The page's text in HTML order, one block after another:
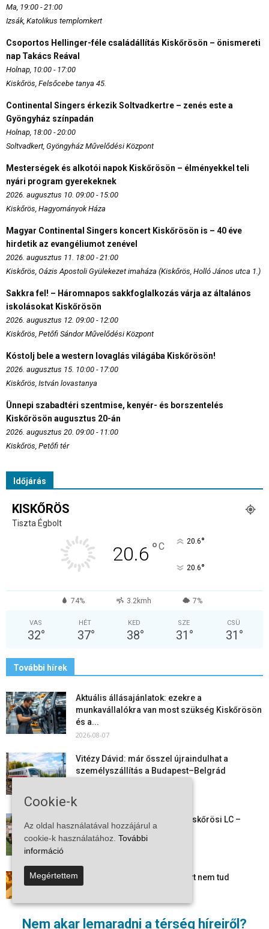
Nem akar lemaradni a térség híreiről?
Ma, 19:00 - 21:00
Izsák, Katolikus templomkert
Csoportos Hellinger-féle családállítás Kiskőrösön – önismereti
nap Takács Reával
Holnap, 10:00 - 17:00
Kiskőrös, Felsőcebe tanya 45.
Continental Singers érkezik Soltvadkertre – zenés este a
Gyöngyház színpadán
Holnap, 18:00 - 20:00
Soltvadkert, Gyöngyház Művelődési Központ
Mesterségek és alkotói napok Kiskőrösön – élményekkel teli
nyári program gyerekeknek
2026. augusztus 10. 09:00 - 15:00
Kiskőrös, Hagyományok Háza
Magyar Continental Singers koncert Kiskőrösön is – 40 éve
hirdetik az evangéliumot zenével
2026. augusztus 11. 18:00 - 21:00
Kiskőrös, Oázis Apostoli Gyülekezet imaháza (Kiskőrös, Holló János utca 1.)
Sakkra fel! – Háromnapos sakkfoglalkozás várja az általános
iskolásokat Kiskőrösön
2026. augusztus 12. 09:00 - 12:00
Kiskőrös, Petőfi Sándor Művelődési Központ
Kóstolj bele a western lovaglás világába Kiskőrösön!
2026. augusztus 15. 10:00 - 17:00
Kiskőrös, István lovastanya
Ünnepi szabadtéri szentmise, kenyér- és borszentelés
Kiskőrösön augusztus 20-án
2026. augusztus 20. 09:00 - 11:00
Kiskőrös, Petőfi tér
Időjárás
KISKŐRÖS
Tiszta Égbolt
20.6 °C 20.6°
20.6°
74% 3.2kmh 7%
VAS
32°
HÉT
37°
KED
38°
SZE
31 °
CSÜ
31 °
További hírek
Aktuális állásajánlatok: ezekre a
munkavállalókra van most szükség Kiskőrösön
és a...
2026-08-07
Vitézy Dávid: már ősszel újraindulhat a
személyszállítás a Budapest–Belgrád
Megkezdte a felkészülést a Kiskőrösi LC –
együtt maradt a keret,...
2026-08-06
Mi történik Európa felett? Ezért nem tud
2026-08-05
Cookie-k
Az oldal használatával hozzájárul a
cookie-k használatához. További
információ
Megértettem